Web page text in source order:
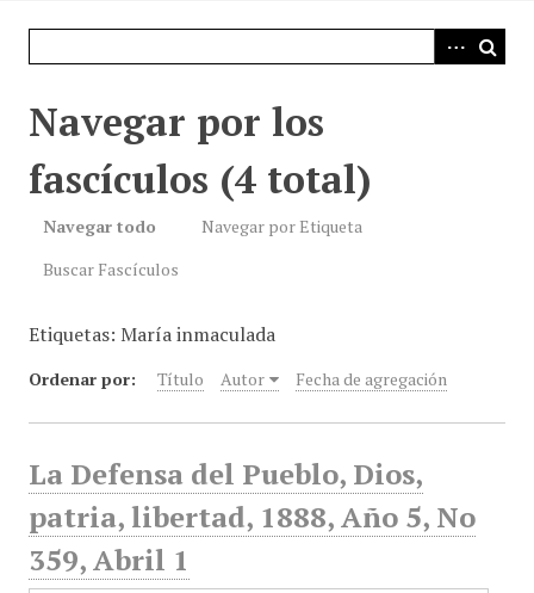
Navegar por los
fascículos (4 total)
Navegar todo
Navegar por Etiqueta
Buscar Fascículos
Etiquetas: María inmaculada
Ordenar por: Título Autor Fecha de agregación
La Defensa del Pueblo, Dios,
patria, libertad, 1888, Año 5, No
359, Abril 1